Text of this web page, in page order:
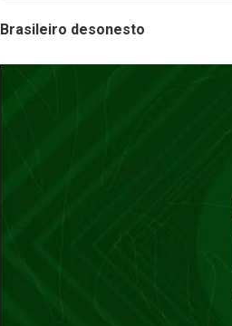
Brasileiro desonesto